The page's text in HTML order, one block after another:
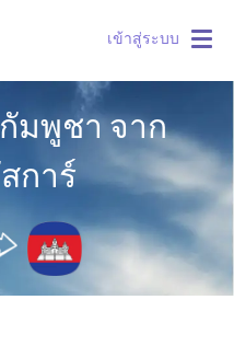
เข้าสู่ระบบ
มพูชา จาก
การ์